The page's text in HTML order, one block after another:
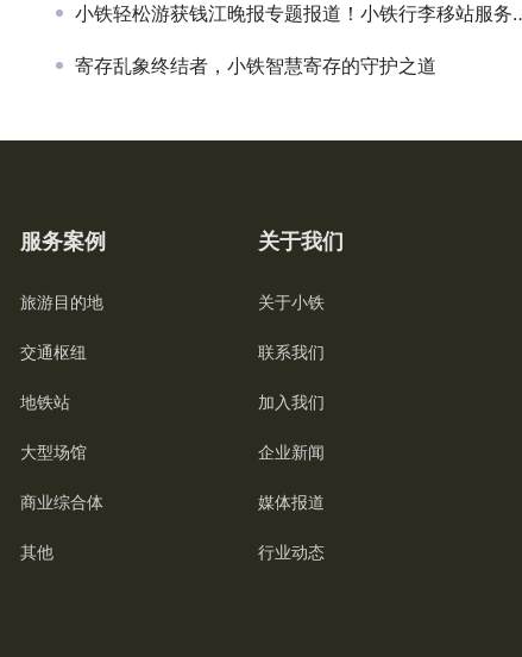
小铁轻松游获钱江晚报专题报道！小铁行李移站服务在杭州地铁正式上线
寄存乱象终结者，小铁智慧寄存的守护之道
服务案例
旅游目的地
交通枢纽
地铁站
大型场馆
商业综合体
其他
关于我们
关于小铁
联系我们
加入我们
企业新闻
媒体报道
行业动态